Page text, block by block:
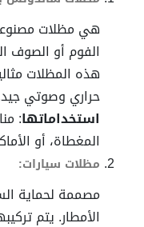
هي مظلات
الفوم أو الصوف
هذه المظلات
حراري وصوتي
استخداماتها:
المغطاة، أو
مظلات سيارات:
مصممة لحماية
الأمطار. يتم